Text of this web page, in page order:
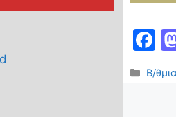
F
c
Β/θμια